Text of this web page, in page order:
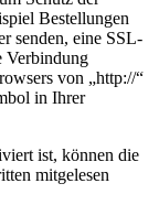
Bestellungen
senden, eine SSL-
Verbindung
von „http://“
in Ihrer
ist, können die
mitgelesen